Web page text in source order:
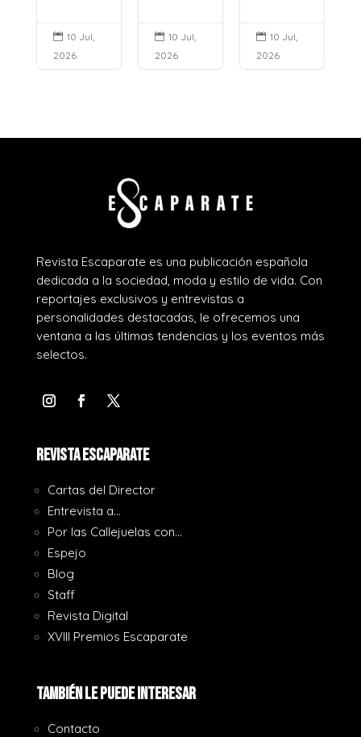
 10 Jul,
2026
 10 Jul,
2026
 10 Jul,
2026
Revista Escaparate es una publicación española
dedicada a la sociedad, moda y estilo de vida. Con
reportajes exclusivos y entrevistas a
personalidades destacadas, le ofrecemos una
ventana a las últimas tendencias y los eventos más
selectos.
REVISTA ESCAPARATE
Cartas del Director
Entrevista a…
Por las Callejuelas con…
Espejo
Blog
Staff
Revista Digital
XVIII Premios Escaparate
También le puede interesar
Contacto